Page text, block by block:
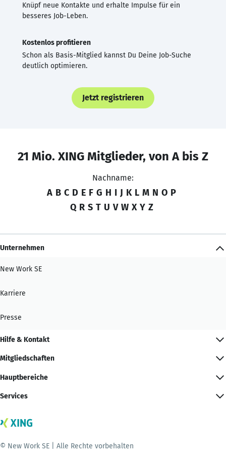
Knüpf neue Kontakte und erhalte Impulse für ein
besseres Job-Leben.
Kostenlos profitieren
Schon als Basis-Mitglied kannst Du Deine Job-Suche
deutlich optimieren.
Jetzt registrieren
21 Mio. XING Mitglieder, von A bis Z
Nachname:
A B C D E F G H I J K L M N O P
Q R S T U V W X Y Z
Unternehmen
New Work SE
Karriere
Presse
Hilfe & Kontakt
Mitgliedschaften
Hauptbereiche
Services
© New Work SE | Alle Rechte vorbehalten